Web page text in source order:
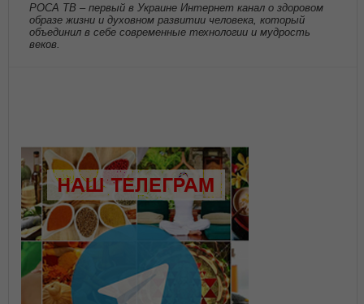
РОСА ТВ – первый в Украине Интернет канал о здоровом
образе жизни и духовном развитии человека, который
объединил в себе современные технологии и мудрость
веков.